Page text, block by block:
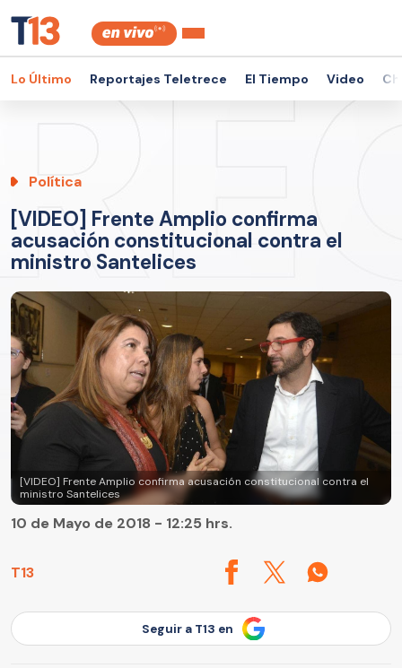
Lo Último Reportajes Teletrece El Tiempo Video
Política
[VIDEO] Frente Amplio confirma
acusación constitucional contra el
ministro Santelices
[VIDEO] Frente Amplio confirma acusación constitucional contra el
ministro Santelices
T13
10 de Mayo de 2018 - 12:25 hrs.
Seguir a T13 en